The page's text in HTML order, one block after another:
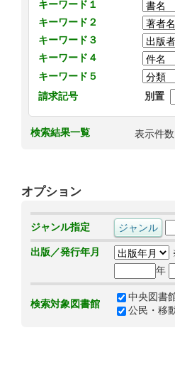
キーワード１
キーワード２
キーワード３
キーワード４
キーワード５
請求記号
別置
検索結果一覧 表示件数
オプション
ジャンル指定
出版／発行年月
年
検索対象図書館
中央図書
公民・移